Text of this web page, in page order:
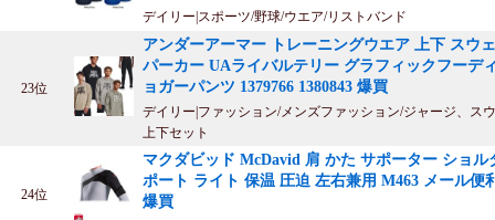
デイリー|スポーツ/野球/ウエア/リストバンド
23位
アンダーアーマー トレーニングウエア 上下 スウ
パーカー UAライバルテリー グラフィックフーデ
ョガーパンツ 1379766 1380843 爆買
デイリー|ファッション/メンズファッション/ジャージ、ス
上下セット
24位
マクダビッド McDavid 肩 かた サポーター ショル
ポート ライト 保温 圧迫 左右兼用 M463 メール便
爆買